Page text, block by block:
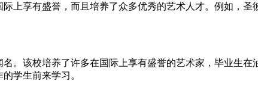
上享有盛誉，而且培养了众多优秀的艺术人才。例如，
。该校培养了许多在国际上享有盛誉的艺术家，毕业生
学生前来学习。